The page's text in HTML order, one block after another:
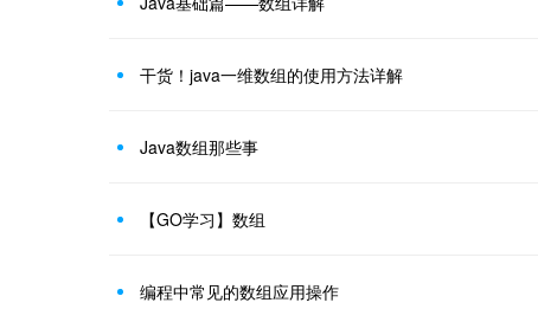
干货！java一维数组的使用方法详解
Java数组那些事
【GO学习】数组
编程中常见的数组应用操作